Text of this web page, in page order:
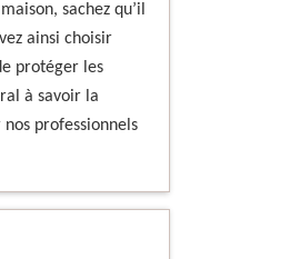
sachez qu’il
ainsi choisir
protéger les
à savoir la
professionnels